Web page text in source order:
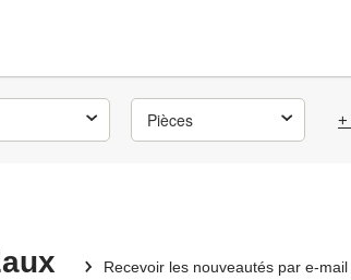
Pièces +
Recevoir les nouveautés par e-mail